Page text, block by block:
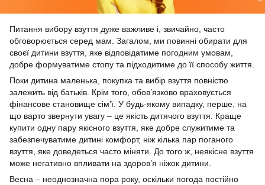
Питання вибору взуття дуже важливе і, звичайно, часто
обговорюється серед мам. Загалом, ми повинні обирати для
своєї дитини взуття, яке відповідатиме погодним умовам,
добре формуватиме стопу та підходитиме до її способу життя.
Поки дитина маленька, покупка та вибір взуття повністю
залежить від батьків. Крім того, обов’язково враховується
фінансове становище сім’ї. У будь-якому випадку, перше, на
що варто звернути увагу – це якість дитячого взуття. Краще
купити одну пару якісного взуття, яке добре служитиме та
забезпечуватиме дитині комфорт, ніж кілька пар поганого
взуття, яке доведеться часто міняти. До того ж, неякісне взуття
може негативно впливати на здоров’я ніжок дитини.
Весна – неоднозначна пора року, оскільки погода постійно